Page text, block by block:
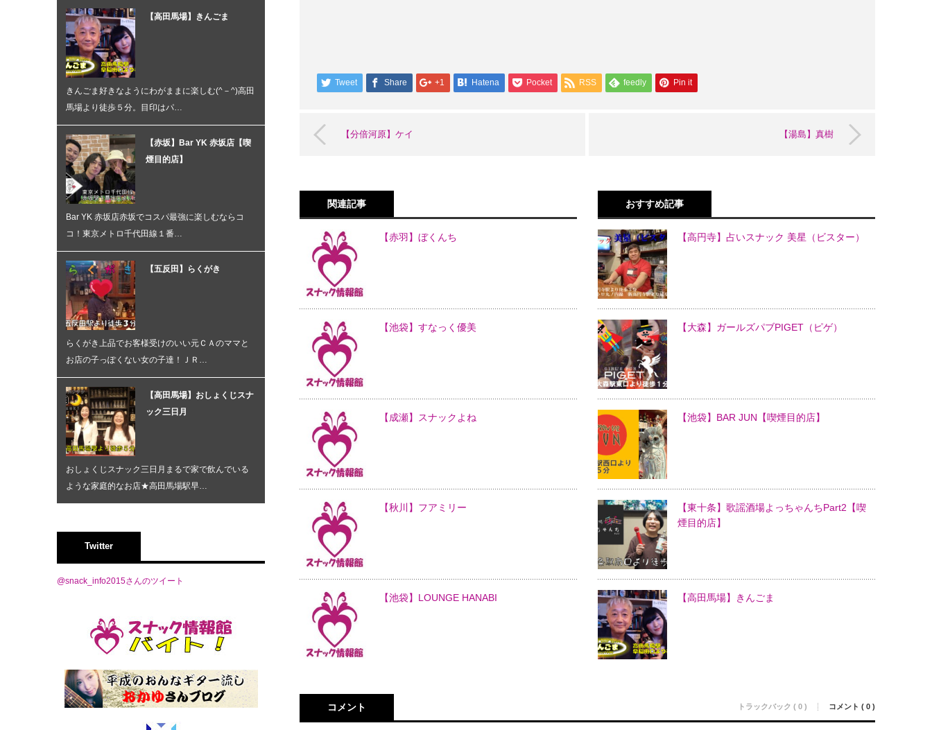
Tweet Share +1 Hatena Pocket RSS feedly Pin it
【分倍河原】ケイ 【湯島】真樹
関連記事
【赤羽】ぼくんち
【池袋】すなっく優美
【成瀬】スナックよね
【秋川】フアミリー
【池袋】LOUNGE HANABI
おすすめ記事
【高円寺】占いスナック 美星（ビスター）
【大森】ガールズパブPIGET（ピゲ）
【池袋】BAR JUN【喫煙目的店】
【東十条】歌謡酒場よっちゃんちPart2【喫
煙目的店】
【高田馬場】きんごま
コメント トラックバック ( 0 ) コメント ( 0 )
【高田馬場】きんごま
きんごま好きなようにわがままに楽しむ(^－^)高田
馬場より徒歩５分。目印はパ…
【赤坂】Bar YK 赤坂店【喫
煙目的店】
Bar YK 赤坂店赤坂でコスパ最強に楽しむならコ
コ！東京メトロ千代田線１番…
【五反田】らくがき
らくがき上品でお客様受けのいい元ＣＡのママと
お店の子っぽくない女の子達！ＪＲ…
【高田馬場】おしょくじスナ
ック三日月
おしょくじスナック三日月まるで家で飲んでいる
ような家庭的なお店★高田馬場駅早…
Twitter
@snack_info2015さんのツイート